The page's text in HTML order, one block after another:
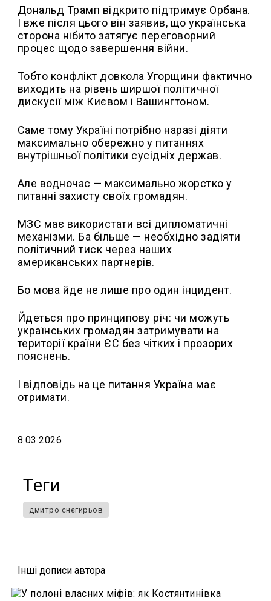
Дональд Трамп відкрито підтримує Орбана.
І вже після цього він заявив, що українська
сторона нібито затягує переговорний
процес щодо завершення війни.
Тобто конфлікт довкола Угорщини фактично
виходить на рівень ширшої політичної
дискусії між Києвом і Вашингтоном.
Саме тому Україні потрібно наразі діяти
максимально обережно у питаннях
внутрішньої політики сусідніх держав.
Але водночас — максимально жорстко у
питанні захисту своїх громадян.
МЗС має використати всі дипломатичні
механізми. Ба більше — необхідно задіяти
політичний тиск через наших
американських партнерів.
Бо мова йде не лише про один інцидент.
Йдеться про принципову річ: чи можуть
українських громадян затримувати на
території країни ЄС без чітких і прозорих
пояснень.
І відповідь на це питання Україна має
отримати.
8.03.2026
Теги
дмитро снєгирьов
Iншi дописи автора